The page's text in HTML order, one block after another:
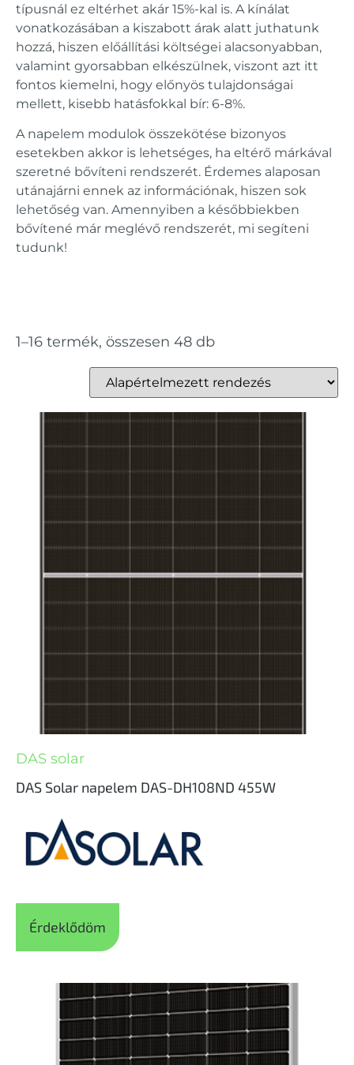
típusnál ez eltérhet akár 15%-kal is. A kínálat
vonatkozásában a kiszabott árak alatt juthatunk
hozzá, hiszen előállítási költségei alacsonyabban,
valamint gyorsabban elkészülnek, viszont azt itt
fontos kiemelni, hogy előnyös tulajdonságai
mellett, kisebb hatásfokkal bír: 6-8%.
A napelem modulok összekötése bizonyos
esetekben akkor is lehetséges, ha eltérő márkával
szeretné bővíteni rendszerét. Érdemes alaposan
utánajárni ennek az információnak, hiszen sok
lehetőség van. Amennyiben a későbbiekben
bővítené már meglévő rendszerét, mi segíteni
tudunk!
1–16 termék, összesen 48 db
DAS solar
DAS Solar napelem DAS-DH108ND 455W
Érdeklődöm